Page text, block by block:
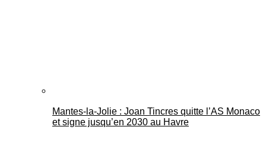
Mantes-la-Jolie : Joan Tincres quitte l’AS Monaco
et signe jusqu’en 2030 au Havre